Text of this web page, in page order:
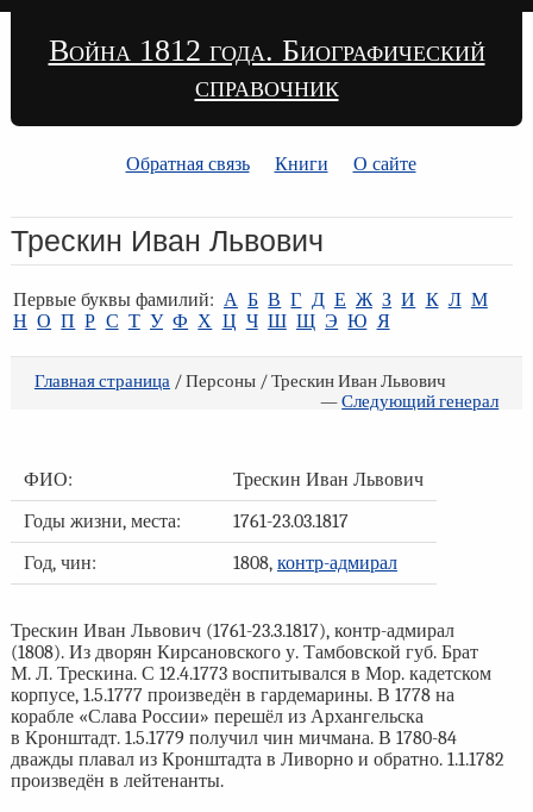
Война 1812 года. Биографический
справочник
Обратная связь Книги О сайте
Трескин Иван Львович
Первые буквы фамилий: А Б В Г Д Е Ж З И К Л М
Н О П Р С Т У Ф Х Ц Ч Ш Щ Э Ю Я
Главная страница/ Персоны / Трескин Иван Львович
—Следующий генерал
ФИО:
Трескин Иван Львович
Годы жизни, места:
1761-23.03.1817
Год, чин:
1808, контр-адмирал
Трескин Иван Львович (1761-23.3.1817), контр-адмирал
(1808). Из дворян Кирсановского у. Тамбовской губ. Брат
М. Л. Трескина. С 12.4.1773 воспитывался в Мор. кадетском
корпусе, 1.5.1777 произведён в гардемарины. В 1778 на
корабле «Слава России» перешёл из Архангельска
в Кронштадт. 1.5.1779 получил чин мичмана. В 1780-84
дважды плавал из Кронштадта в Ливорно и обратно. 1.1.1782
произведён в лейтенанты.